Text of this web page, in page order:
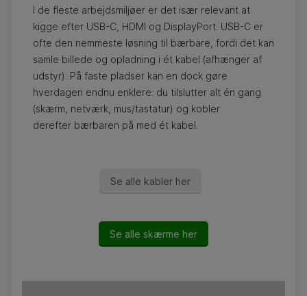
I de fleste arbejdsmiljøer er det især relevant at
kigge efter USB-C, HDMI og DisplayPort. USB-C er
ofte den nemmeste løsning til bærbare, fordi det kan
samle billede og opladning i ét kabel (afhænger af
udstyr). På faste pladser kan en dock gøre
hverdagen endnu enklere: du tilslutter alt én gang
(skærm, netværk, mus/tastatur) og kobler
derefter bærbaren på med ét kabel.
Se alle kabler her
Se alle skærme her